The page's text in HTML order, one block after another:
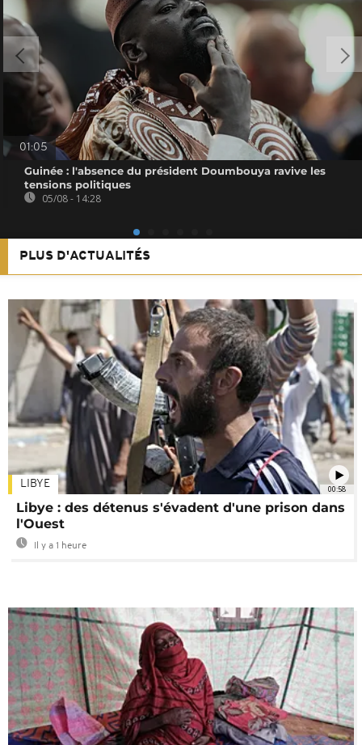
01:05
Guinée : l'absence du président Doumbouya ravive les
tensions politiques
05/08 - 14:28
PLUS D'ACTUALITÉS
00:58
LIBYE
Libye : des détenus s'évadent d'une prison dans
l'Ouest
Il y a 1 heure